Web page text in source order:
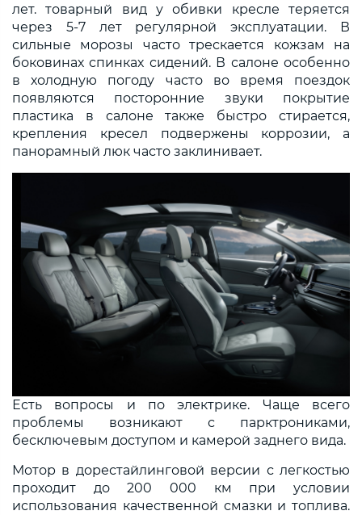
лет. товарный вид у обивки кресле теряется
через 5-7 лет регулярной эксплуатации. В
сильные морозы часто трескается кожзам на
боковинах спинках сидений. В салоне особенно
в холодную погоду часто во время поездок
появляются посторонние звуки покрытие
пластика в салоне также быстро стирается,
крепления кресел подвержены коррозии, а
панорамный люк часто заклинивает.
Есть вопросы и по электрике. Чаще всего
проблемы возникают с парктрониками,
бесключевым доступом и камерой заднего вида.
Мотор в дорестайлинговой версии с легкостью
проходит до 200 000 км при условии
использования качественной смазки и топлива.